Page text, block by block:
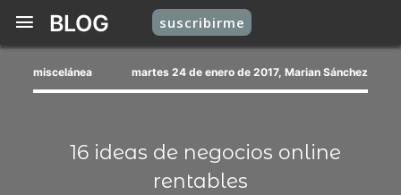
BLOG suscribirme
miscelánea martes 24 de enero de 2017, Marian Sánchez
16 ideas de negocios online
rentables